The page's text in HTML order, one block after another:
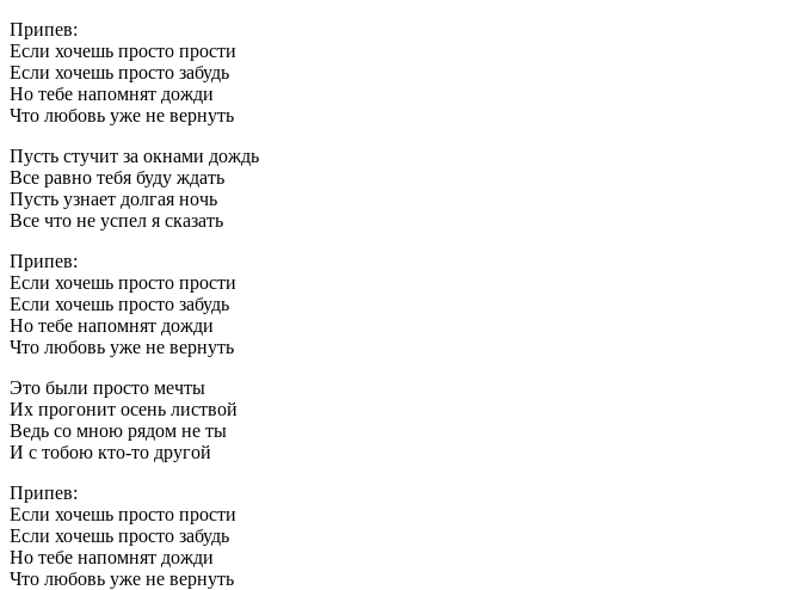
Припев:
Если хочешь просто прости
Если хочешь просто забудь
Но тебе напомнят дожди
Что любовь уже не вернуть
Пусть стучит за окнами дождь
Все равно тебя буду ждать
Пусть узнает долгая ночь
Все что не успел я сказать
Припев:
Если хочешь просто прости
Если хочешь просто забудь
Но тебе напомнят дожди
Что любовь уже не вернуть
Это были просто мечты
Их прогонит осень листвой
Ведь со мною рядом не ты
И с тобою кто-то другой
Припев:
Если хочешь просто прости
Если хочешь просто забудь
Но тебе напомнят дожди
Что любовь уже не вернуть